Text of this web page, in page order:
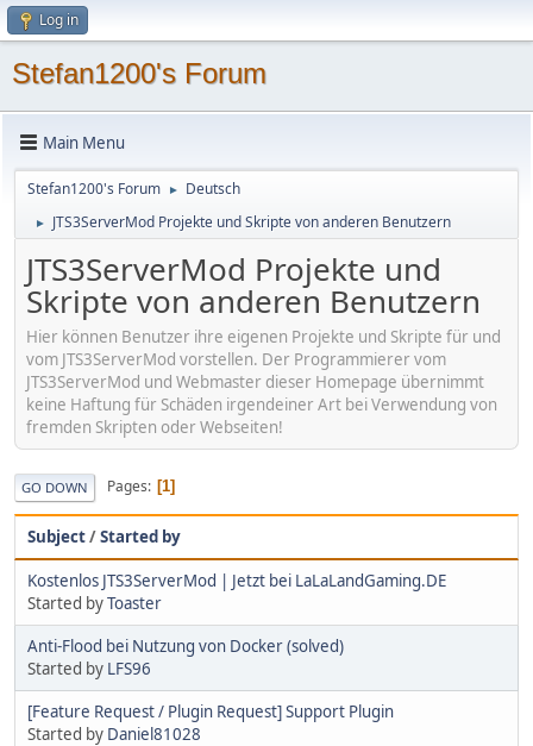
Log in
Stefan1200's Forum
Main Menu
Stefan1200's Forum ► Deutsch
► JTS3ServerMod Projekte und Skripte von anderen Benutzern
JTS3ServerMod Projekte und
Skripte von anderen Benutzern
Hier können Benutzer ihre eigenen Projekte und Skripte für und
vom JTS3ServerMod vorstellen. Der Programmierer vom
JTS3ServerMod und Webmaster dieser Homepage übernimmt
keine Haftung für Schäden irgendeiner Art bei Verwendung von
fremden Skripten oder Webseiten!
GO DOWN Pages 1
Subject/Started by
Kostenlos JTS3ServerMod | Jetzt bei LaLaLandGaming.DE
Started byToaster
Anti-Flood bei Nutzung von Docker (solved)
Started by LFS96
[Feature Request / Plugin Request] Support Plugin
Started by Daniel81028